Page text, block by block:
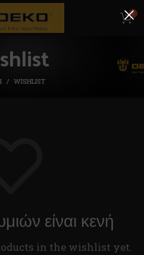
0
WISHLIST
είναι κενή
in the wishlist yet.